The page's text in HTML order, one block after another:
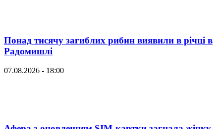
Понад тисячу загиблих рибин виявили в річці в
Радомишлі
07.08.2026 - 18:00